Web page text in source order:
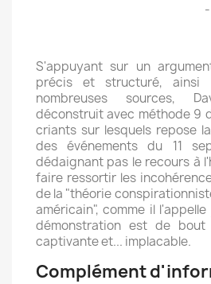
S'appuyant sur un
précis et structuré,
nombreuses sources,
déconstruit avec méthode 9
criants sur lesquels repose
des événements du 11
dédaignant pas le recours à
faire ressortir les
de la "théorie
américain", comme il
démonstration est de
captivante et... implacable.
Complément